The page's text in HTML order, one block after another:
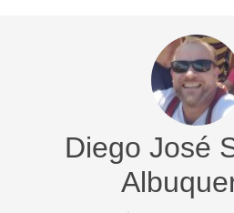
Diego José